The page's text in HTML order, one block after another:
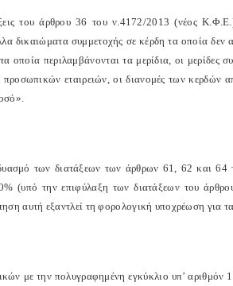
του άρθρου 36 του ν.4172/2013 (νέος
δικαιώματα συμμετοχής σε κέρδη τα οποία
οποία περιλαμβάνονται τα μερίδια, οι
προσωπικών εταιρειών, οι διανομές των
των διατάξεων των άρθρων 61, 62 και 64
(υπό την επιφύλαξη των διατάξεων του
αυτή εξαντλεί τη φορολογική υποχρέωση για
με την πολυγραφημένη εγκύκλιο υπ’ αριθμόν